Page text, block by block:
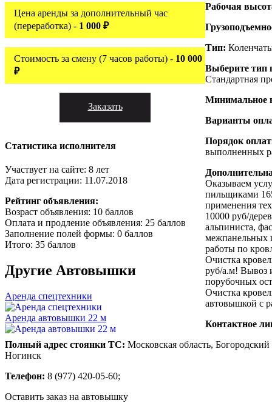
Цена аренды за дополнительный час
(переработка) - 1 000 ₽
Стоимость за смену (7 часов работы) - 10 000
₽
Заказать
Статистика исполнителя
Участвует на сайте: 8 лет
Дата регистрации: 11.07.2018
Рейтинг объявления:
Возраст объявления: 10 баллов
Оплата и продление объявления: 25 баллов
Заполнение полей формы: 0 баллов
Итого: 35 баллов
Другие Автовышки
Аренда спецтехники
Аренда автовышки 22 м
Рабочая
Тип:
Выберите тип
Стандартная
Минимальное
Варианты
Порядок
выполненных
Оказываем
пильщиками
применения
10000 руб/
альпиниста,
межпанельных
работы по
Очистка
руб/а.м! Вывоз
порубочных
Очистка
автовышкой с
Контактное
Полный адрес стоянки ТС: Московская область, Богородский
Ногинск
Телефон: 8 (977) 420-05-60;
Оставить заказ на автовышку